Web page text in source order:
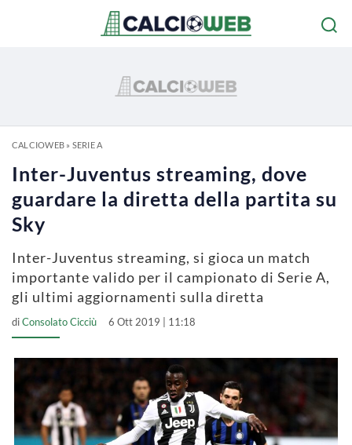
CALCIOWEB» SERIE A
Inter-Juventus streaming, dove
guardare la diretta della partita su
Sky
Inter-Juventus streaming, si gioca un match
importante valido per il campionato di Serie A,
gli ultimi aggiornamenti sulla diretta
diConsolato Cicciù 6 Ott 2019 | 11:18